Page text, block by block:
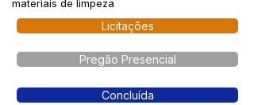
materiais de limpeza
Licitações
Pregão Presencial
Concluída